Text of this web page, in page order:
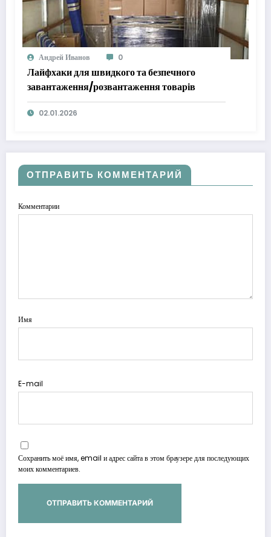
Андрей Иванов 0
Лайфхаки для швидкого та безпечного
завантаження/розвантаження товарів
02.01.2026
ОТПРАВИТЬ КОММЕНТАРИЙ
Комментарии
Имя
E-mail
Сохранить моё имя, email и адрес сайта в этом браузере для последующих
моих комментариев.